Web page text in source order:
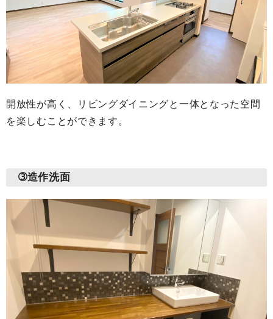
開放性が高く、リビングダイニングと一体となった空間
を楽しむことができます。
➂造作洗面